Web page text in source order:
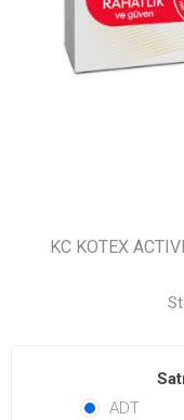
KC KOTEX
ADT